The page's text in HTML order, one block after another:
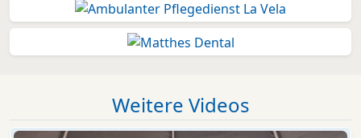
Weitere Videos